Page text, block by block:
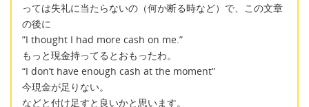
っては失礼に当たらないの（何か断る時など）で、この文章
の後に
”I thought I had more cash on me.”
もっと現金持ってるとおもったわ。
“I don’t have enough cash at the moment”
今現金が足りない。
などと付け足すと良いかと思います。